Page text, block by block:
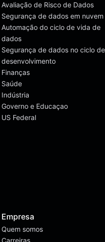
Avaliação de Risco de Dados
Segurança de dados em nuvem
Automação do ciclo de vida de
dados
Segurança de dados no ciclo de
desenvolvimento
Finanças
Saúde
Indústria
Governo e Educaçao
US Federal
Empresa
Quem somos
Carreiras